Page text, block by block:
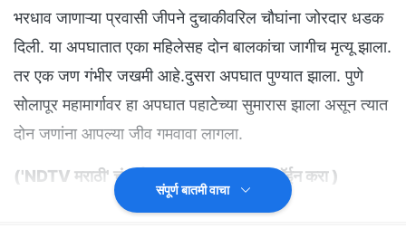
भरधाव जाणाऱ्या प्रवासी जीपने दुचाकीवरिल चौघांना जोरदार धडक
दिली. या अपघातात एका महिलेसह दोन बालकांचा जागीच मृत्यू झाला.
तर एक जण गंभीर जखमी आहे.दुसरा अपघात पुण्यात झाला. पुणे
सोलापूर महामार्गावर हा अपघात पहाटेच्या सुमारास झाला असून त्यात
दोन जणांना आपल्या जीव गमवावा लागला.
('NDTV मराठी' चं अधिकृत व्हॉट्सअ‍ॅप चॅनल जॉईन करा)
सांगली तासगाव मार्गावर कोल्हापूरच्या दिशेने एक प्रवासी जीप भरधाव
संपूर्ण बातमी वाचा